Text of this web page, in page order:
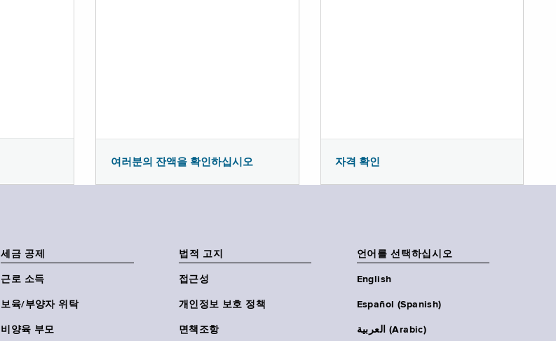
여러분의 잔액을 확인하십시오 자격 확인
세금 공제
근로 소득
보육/부양자 위탁
비양육 부모
법적 고지
접근성
개인정보 보호 정책
면책조항
언어를 선택하십시오
English
Español (Spanish)
العربية (Arabic)